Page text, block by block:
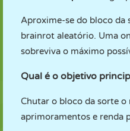
Aproxime-se do bloco da
brainrot aleatório. Uma
sobreviva o máximo
Qual é o objetivo
Chutar o bloco da sorte
aprimoramentos e renda